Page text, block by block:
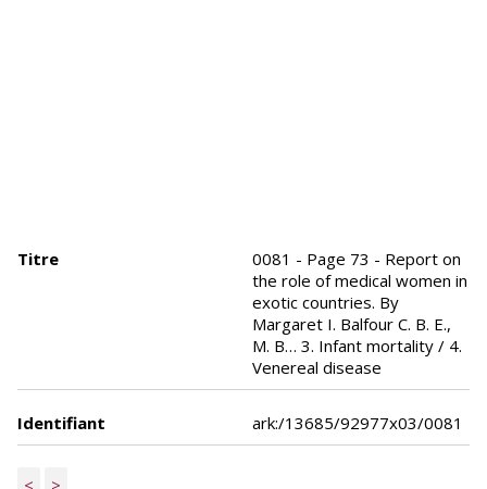
Titre
0081 - Page 73 - Report on
the role of medical women in
exotic countries. By
Margaret I. Balfour C. B. E.,
M. B… 3. Infant mortality / 4.
Venereal disease
Identifiant ark:/13685/92977x03/0081